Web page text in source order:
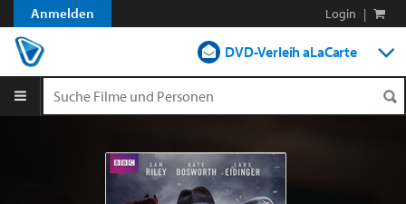
Anmelden Login |
DVD-Verleih aLaCarte
Shop